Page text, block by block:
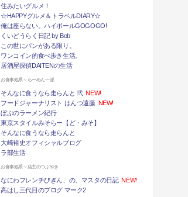
住みたいグルメ！
☆HAPPYグルメ＆トラベルDIARY☆
俺は座らない。ハイボールGOGOGO!
くいどうらく日記 by Bob
この世にパンがある限り。
ワンコイン的食べ歩き生活。
居酒屋探偵DAITENの生活
お食事処系～らーめん一派
そんなに食うなら走らんと 弐 NEW!
フードジャーナリスト はんつ遠藤 NEW!
ぼぶのラーメン紀行
東京スタイルみそらー【ど・みそ】
そんなに食うなら走らんと
大崎裕史オフィシャルブログ
ラ部生活
お食事処系～店主のつぶやき
なにわフレンチびぎん、の、マスタの日記 NEW!
高はし三代目のブログ マーク2